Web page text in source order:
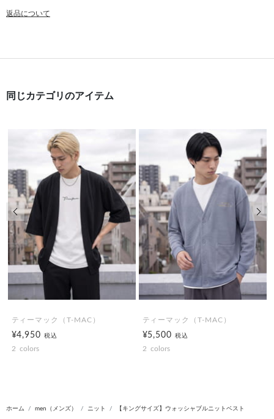
返品について
同じカテゴリのアイテム
ティーマック（T-MAC）
¥4,950税込
2 colors
ティーマック（T-MAC）
¥5,500税込
2 colors
前の画像 次
ホーム men（メンズ） ニット 【キングサイズ】ウォッシャブルニットベスト